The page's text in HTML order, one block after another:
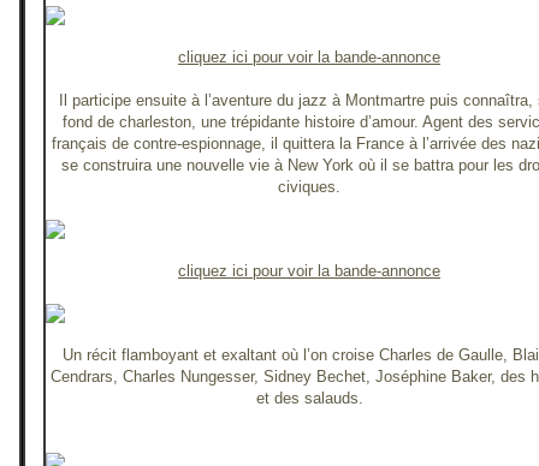
cliquez ici pour voir la bande-annonce
Il participe ensuite à l’aventure du jazz à Montmartre puis connaîtra,
fond de charleston, une trépidante histoire d’amour. Agent des
français de contre-espionnage, il quittera la France à l’arrivée des
se construira une nouvelle vie à New York où il se battra pour les
civiques.
cliquez ici pour voir la bande-annonce
Un récit flamboyant et exaltant où l’on croise Charles de Gaulle,
Cendrars, Charles Nungesser, Sidney Bechet, Joséphine Baker, des
et des salauds.